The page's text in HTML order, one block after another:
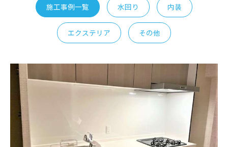
施工事例一覧 水回り 内装
エクステリア その他